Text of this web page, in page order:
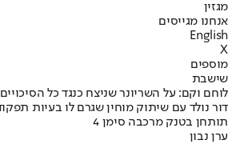
מגזין
אנחנו מגייסים
English
X
מוספים
שישבת
לוחם וקם: על השריונר שניצח כנגד כל הסיכויים
תותחן בטנק מרכבה סימן 4
ערן נבון